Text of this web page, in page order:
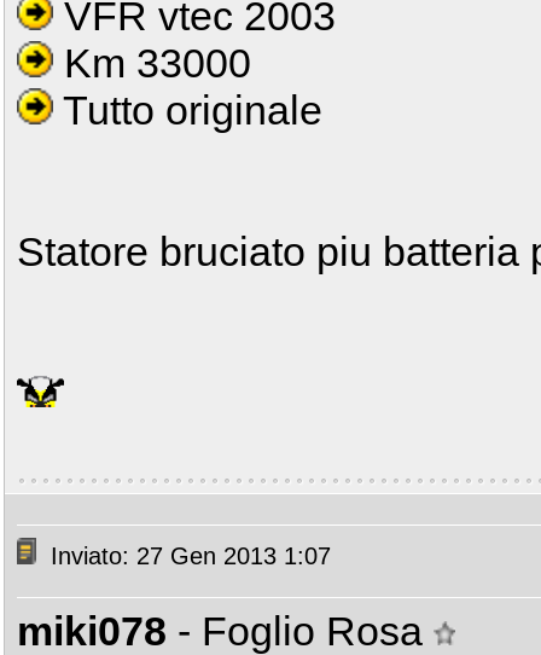
VFR vtec 2003
Km 33000
Tutto originale
Statore bruciato piu batteria
Inviato: 27 Gen 2013 1:07
miki078 - Foglio Rosa